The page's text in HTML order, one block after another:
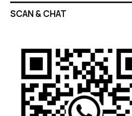
SCAN & CHAT